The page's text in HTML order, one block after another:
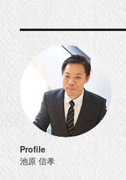
Profile
池原 信孝